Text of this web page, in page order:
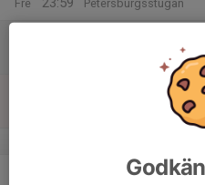
Fre Petersburgsstugan
Petersburgsstugan
Uthyrt till medlem
Petersburgsstugan